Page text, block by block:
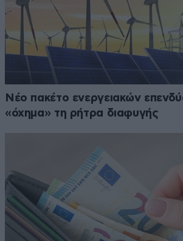
Νέο πακέτο ενεργειακών
«όχημα» τη ρήτρα διαφυγής